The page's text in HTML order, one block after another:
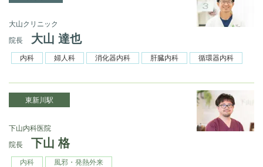
大山クリニック
院長
大山 達也
内科 婦人科 消化器内科 肝臓内科 循環器内科
東新川駅
下山内科医院
院長
下山 格
内科 風邪・発熱外来